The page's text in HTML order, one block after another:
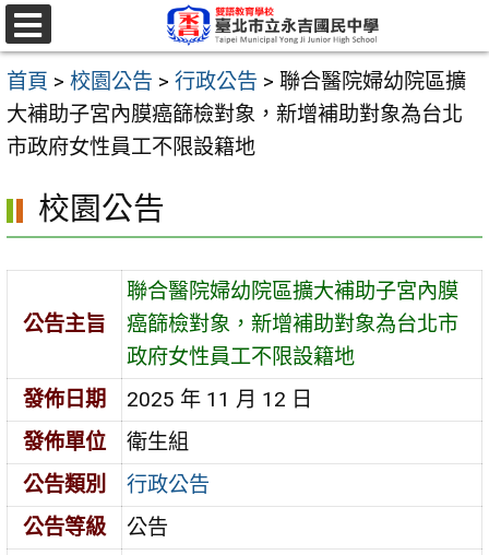
跳
至
主
要
內
選
單
首頁 > 校園公告 > 行政公告 > 聯合醫院婦幼院區擴
大補助子宮內膜癌篩檢對象，新增補助對象為台北
市政府女性員工不限設籍地
校園公告
公告主旨
聯合醫院婦幼院區擴大補助子宮內膜
癌篩檢對象，新增補助對象為台北市
政府女性員工不限設籍地
發佈日期
2025 年 11 月 12 日
發佈單位
衛生組
公告類別
行政公告
公告等級
公告